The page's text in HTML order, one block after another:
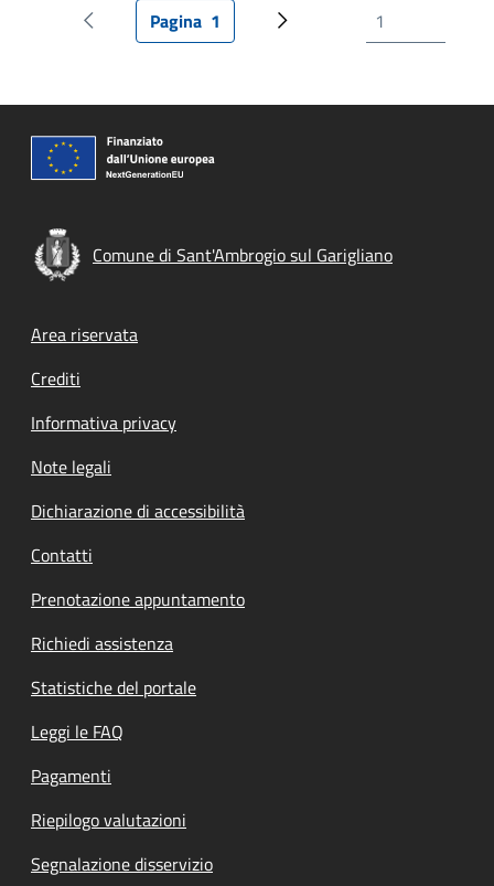
Pagina precedentePagina attuale
Pagina 1 Prossima pagina
Comune di Sant'Ambrogio sul Garigliano
Footer menu
Area riservata
Crediti
Informativa privacy
Note legali
Dichiarazione di accessibilità
Contatti
Prenotazione appuntamento
Richiedi assistenza
Statistiche del portale
Leggi le FAQ
Pagamenti
Riepilogo valutazioni
Segnalazione disservizio